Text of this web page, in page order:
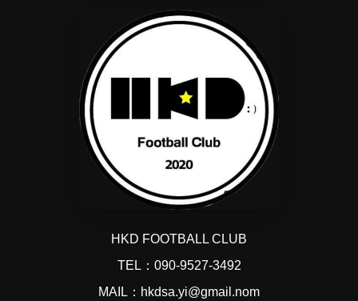
HKD FOOTBALL CLUB
TEL：090-9527-3492
MAIL：hkdsa.yi@gmail.nom